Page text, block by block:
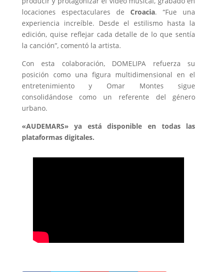
locaciones espectaculares deCroacia. “Fue una
experiencia increíble. Desde el estilismo hasta la
edición, quise reflejar cada detalle de lo que sentía
la canción”, comentó la artista.
Con esta colaboración, DOMELIPA refuerza su
posición como una figura multidimensional en el
entretenimiento y Omar Montes sigue
consolidándose como un referente del género
urbano.
«AUDEMARS» ya está disponible en todas las
plataformas digitales.